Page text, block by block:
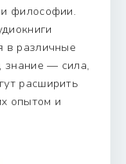
философии.
в различные
знание — сила,
расширить
опытом и